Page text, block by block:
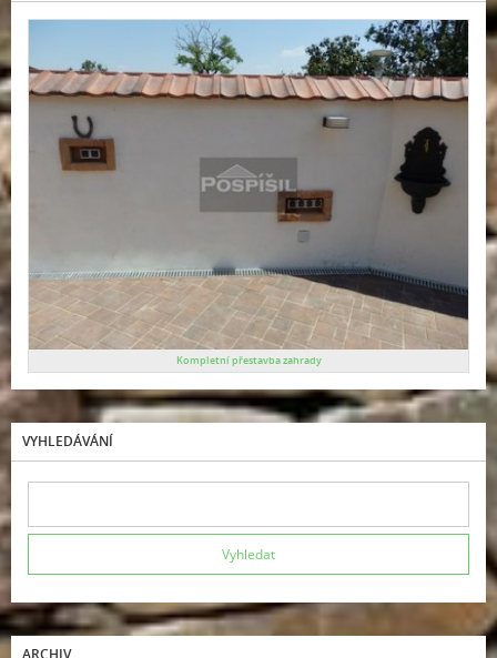
Kompletní přestavba zahrady
VYHLEDÁVÁNÍ
ARCHIV